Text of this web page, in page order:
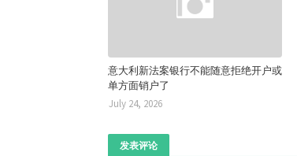
意大利新法案银行不能随意拒绝开户或
单方面销户了
July 24, 2026
发表评论